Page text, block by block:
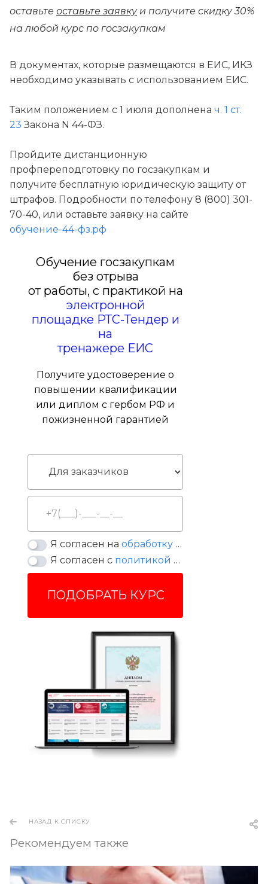
оставьте оставьте заявкуи получите скидку 30%
на любой курс по госзакупкам
В документах, которые размещаются в ЕИС, ИКЗ
необходимо указывать с использованием ЕИС.
Таким положением с 1 июля дополнена ч. 1 ст.
23 Закона N 44-ФЗ.
Пройдите дистанционную
профпереподготовку по госзакупкам и
получите бесплатную юридическую защиту от
штрафов. Подробности по телефону 8 (800) 301-
70-40, или оставьте заявку на сайте
обучение-44-фз.рф
Обучение госзакупкам
без отрыва
от работы, с практикой на
электронной
площадке РТС-Тендер и
на
тренажере ЕИС
Получите удостоверение о
повышении квалификации
или диплом с гербом РФ и
пожизненной гарантией
Я согласен на обработку персональных данных
Я согласен с политикой конфиденциальности
НАЗАД К СПИСКУ
Рекомендуем также